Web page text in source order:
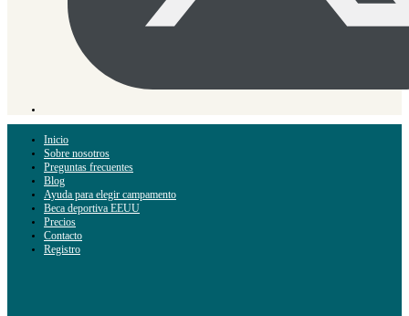
Inicio
Sobre nosotros
Preguntas frecuentes
Blog
Ayuda para elegir campamento
Beca deportiva EEUU
Precios
Contacto
Registro